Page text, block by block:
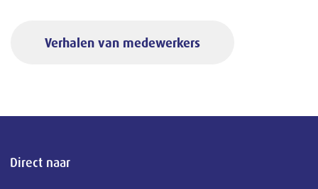
Verhalen van medewerkers
Direct naar